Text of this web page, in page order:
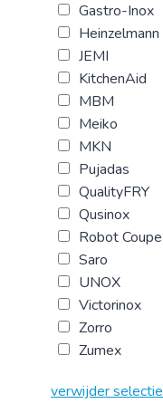
Gastro-Inox
Heinzelmann
JEMI
KitchenAid
MBM
Meiko
MKN
Pujadas
QualityFRY
Qusinox
Robot Coupe
Saro
UNOX
Victorinox
Zorro
Zumex
verwijder selectie